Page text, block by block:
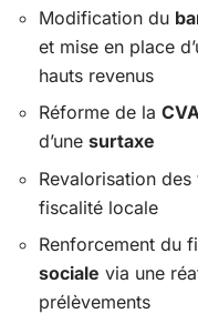
Modification du
et mise en place
hauts revenus
Réforme de la
d’une surtaxe
Revalorisation des
fiscalité locale
Renforcement du
sociale via une
prélèvements